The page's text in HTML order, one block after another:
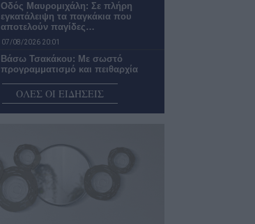
Οδός Μαυρομιχάλη: Σε πλήρη
εγκατάλειψη τα παγκάκια που
αποτελούν παγίδες…
07/08/2026 20:01
Βάσω Τσακάκου: Με σωστό
προγραμματισμό και πειθαρχία
07/08/2026 19:00
Καλαμάτα: Απαράδεκτη η εικόνα σε
07/08/2026 18:25
Λύσεις για προβλήματα ύδρευσης –
αποχέτευσης ανήγγειλε η πρόεδρος
07/08/2026 18:01
ΟΛΕΣ ΟΙ ΕΙΔΗΣΕΙΣ